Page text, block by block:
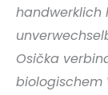
handwerklich
Osička
biologischem